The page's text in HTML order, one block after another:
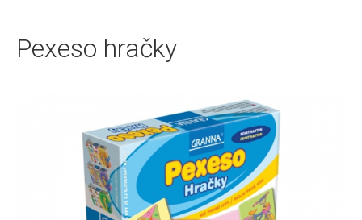
Pexeso hračky